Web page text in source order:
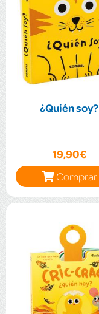
¿Quién soy?
19,90€
Comprar